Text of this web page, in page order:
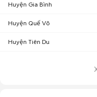
Huyện Gia Bình
Huyện Quế Võ
Huyện Tiên Du